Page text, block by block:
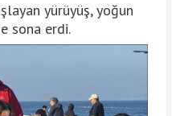
yürüyüş, yoğun
sona erdi.